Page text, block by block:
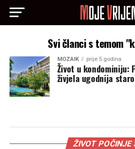
Svi članci s temom
MOZAIK prije 5 godina
Život u kondominiju:
živjela ugodnija
ŽIVOT POČINJE